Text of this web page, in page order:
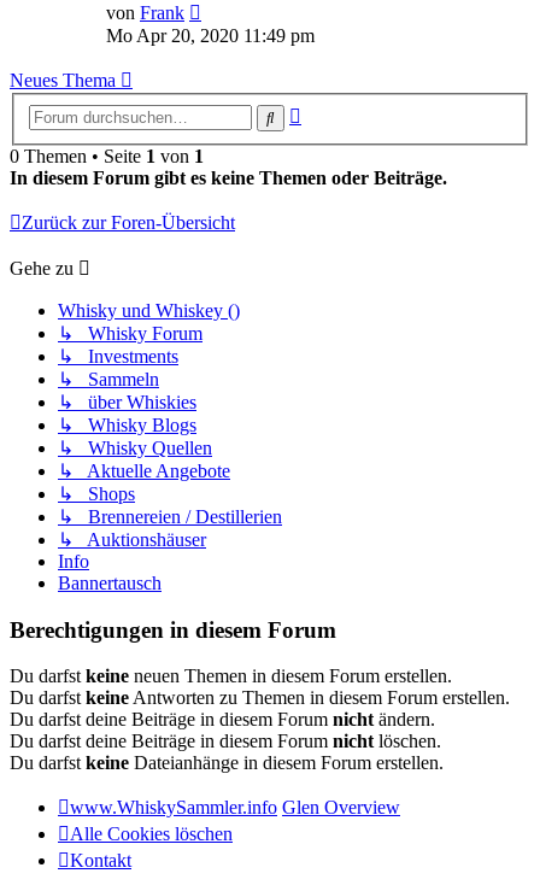
von Frank
Beitrag
Mo Apr 20, 2020 11:49 pm
Neues Thema
Suche
0 Themen • Seite 1 von 1
In diesem Forum gibt es keine Themen oder Beiträge.
Zurück zur Foren-Übersicht
Gehe zu
Whisky und Whiskey ()
↳ Whisky Forum
↳ Investments
↳ Sammeln
↳ über Whiskies
↳ Whisky Blogs
↳ Whisky Quellen
↳ Aktuelle Angebote
↳ Shops
↳ Brennereien / Destillerien
↳ Auktionshäuser
Info
Bannertausch
Berechtigungen in diesem Forum
Du darfstkeine neuen Themen in diesem Forum erstellen.
Du darfstkeineAntworten zu Themen in diesem Forum erstellen.
Du darfst deine Beiträge in diesem Forum nichtändern.
Du darfst deine Beiträge in diesem Forum nichtlöschen.
Du darfstkeine Dateianhänge in diesem Forum erstellen.
www.WhiskySammler.info Glen Overview
Alle Cookies löschen
Kontakt